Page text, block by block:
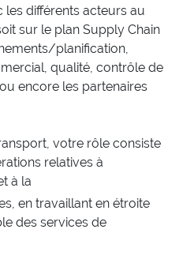
différents acteurs au
sur le plan Supply Chain
planification,
qualité, contrôle de
encore les partenaires
votre rôle consiste
relatives à
à la
en travaillant en étroite
des services de